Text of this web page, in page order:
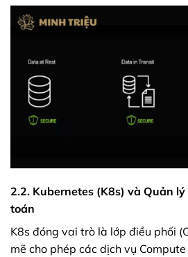
2.2. Kubernetes (K8s) và Quản
toán
K8s đóng vai trò là lớp điều phối
mẽ cho phép các dịch vụ